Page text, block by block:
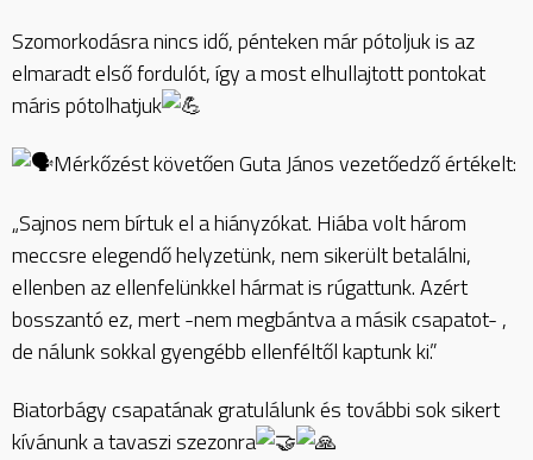
Szomorkodásra nincs idő, pénteken már pótoljuk is az
elmaradt első fordulót, így a most elhullajtott pontokat
máris pótolhatjuk
Mérkőzést követően Guta János vezetőedző értékelt:
„Sajnos nem bírtuk el a hiányzókat. Hiába volt három
meccsre elegendő helyzetünk, nem sikerült betalálni,
ellenben az ellenfelünkkel hármat is rúgattunk. Azért
bosszantó ez, mert -nem megbántva a másik csapatot- ,
de nálunk sokkal gyengébb ellenféltől kaptunk ki.”
Biatorbágy csapatának gratulálunk és további sok sikert
kívánunk a tavaszi szezonra